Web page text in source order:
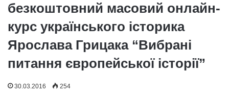
безкоштовний масовий онлайн-
курс українського історика
Ярослава Грицака “Вибрані
питання європейської історії”
30.03.2016 254